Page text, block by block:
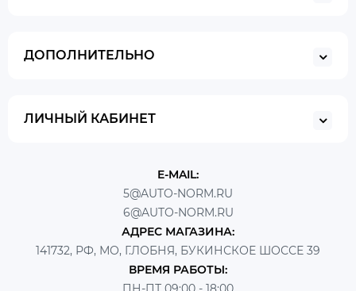
ДОПОЛНИТЕЛЬНО
ЛИЧНЫЙ КАБИНЕТ
E-MAIL:
5@AUTO-NORM.RU
6@AUTO-NORM.RU
АДРЕС МАГАЗИНА:
141732, РФ, МО, Г.ЛОБНЯ, БУКИНСКОЕ ШОССЕ 39
ВРЕМЯ РАБОТЫ: